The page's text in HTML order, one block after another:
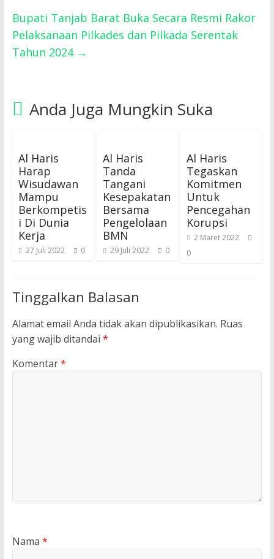
Bupati Tanjab Barat Buka Secara Resmi Rakor
Pelaksanaan Pilkades dan Pilkada Serentak
Tahun 2024 →
Anda Juga Mungkin Suka
Al Haris
Harap
Wisudawan
Mampu
Berkompetis
i Di Dunia
Kerja
27 Juli 2022 0
Al Haris
Tanda
Tangani
Kesepakatan
Bersama
Pengelolaan
BMN
29 Juli 2022 0
Al Haris
Tegaskan
Komitmen
Untuk
Pencegahan
Korupsi
2 Maret 2022
0
Tinggalkan Balasan
Alamat email Anda tidak akan dipublikasikan. Ruas
yang wajib ditandai *
Komentar*
Nama *